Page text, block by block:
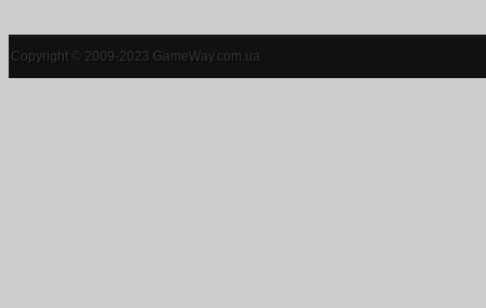
Copyright © 2009-2023 GameWay.com.ua